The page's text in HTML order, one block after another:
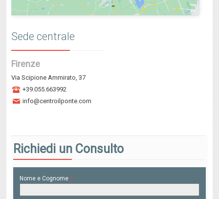
Sede centrale
Firenze
Via Scipione Ammirato, 37
+39.055.663992
info@centroilponte.com
Richiedi un Consulto
Nome e Cognome*